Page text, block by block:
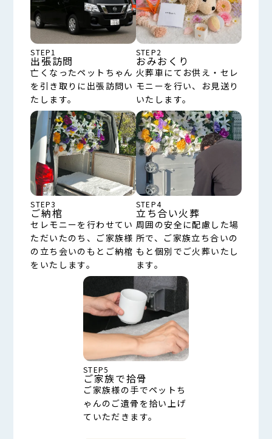
STEP1
出張訪問
亡くなったペットちゃん
を引き取りに出張訪問い
たします。
STEP2
おみおくり
火葬車にてお供え・セレ
モニーを行い、お見送り
いたします。
STEP3
ご納棺
セレモニーを行わせてい
ただいたのち、ご家族様
の立ち会いのもとご納棺
をいたします。
STEP4
立ち合い火葬
周囲の安全に配慮した場
所で、ご家族立ち合いの
もと個別でご火葬いたし
ます。
STEP5
ご家族で拾骨
ご家族様の手でペットち
ゃんのご遺骨を拾い上げ
ていただきます。